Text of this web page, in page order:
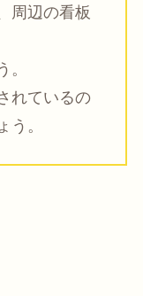
周辺の看板
。
れているの
う。